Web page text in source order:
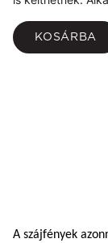
KOSÁRBA
A szájfények